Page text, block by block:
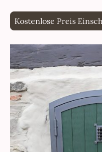
Kostenlose Preis